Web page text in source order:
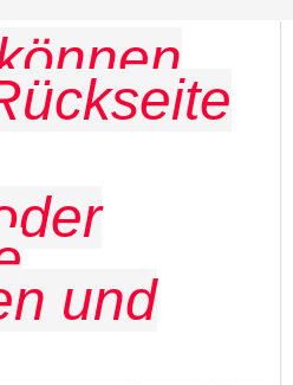
und